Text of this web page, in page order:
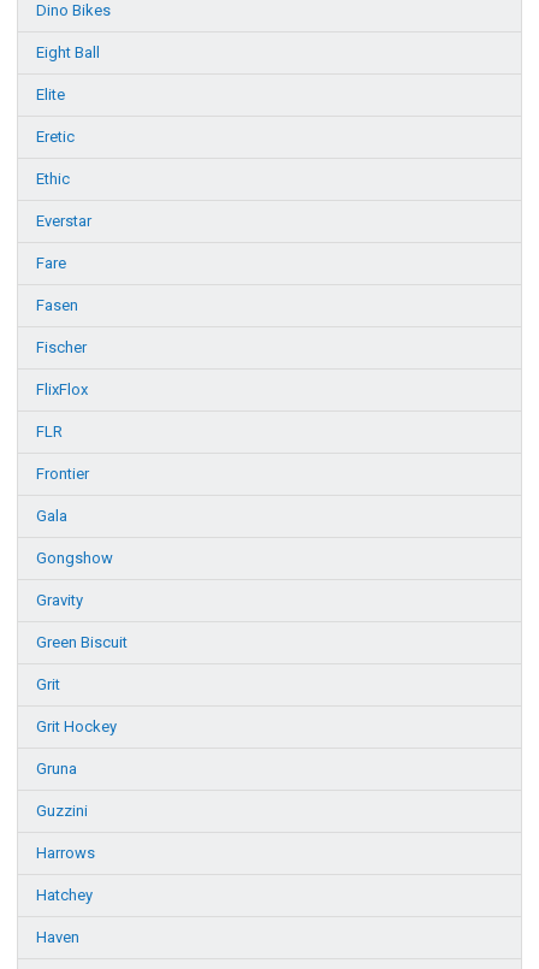
Dino Bikes
Eight Ball
Elite
Eretic
Ethic
Everstar
Fare
Fasen
Fischer
FlixFlox
FLR
Frontier
Gala
Gongshow
Gravity
Green Biscuit
Grit
Grit Hockey
Gruna
Guzzini
Harrows
Hatchey
Haven